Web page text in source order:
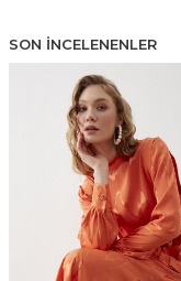
SON İNCELENENLER